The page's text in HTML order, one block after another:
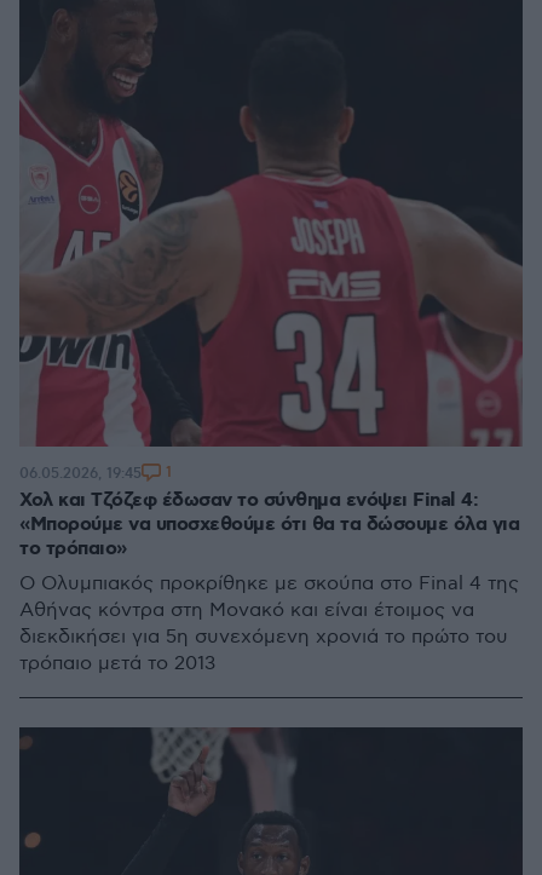
Χολ και Τζόζεφ έδωσαν το σύνθημα ενόψει Final 4:
«Μπορούμε να υποσχεθούμε ότι θα τα δώσουμε όλα για
το τρόπαιο»
Ο Ολυμπιακός προκρίθηκε με σκούπα στο Final 4 της
Αθήνας κόντρα στη Μονακό και είναι έτοιμος να
διεκδικήσει για 5η συνεχόμενη χρονιά το πρώτο του
τρόπαιο μετά το 2013
06.05.2026, 19:45 1